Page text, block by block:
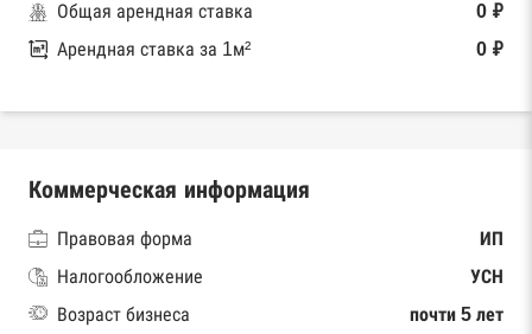
Общая арендная ставка
0 ₽
Арендная ставка за 1м²
0 ₽
Коммерческая информация
Правовая форма
ИП
Налогообложение
УСН
Возраст бизнеса
почти 5 лет